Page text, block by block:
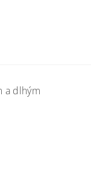
a dlhým